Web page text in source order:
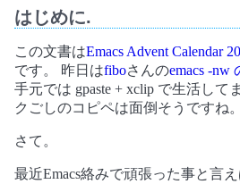
はじめに.
この文書はEmacs Advent Calendar
です。 昨日はfiboさんのemacs -nw
手元では gpaste + xclip で生活し
クごしのコピペは面倒そうですね。
さて。
最近Emacs絡みで頑張った事と言